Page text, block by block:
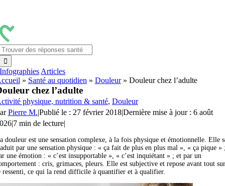
contenu
Infographies Articles
» Santé au quotidien » Douleur» Douleur chez l’adulte
chez l’adulte
physique, nutrition & santé, Douleur
Pierre M.|Publié le : 27 février 2018|Dernière mise à jour : 6 août
|7 min de lecture|
douleur est une sensation complexe, à la fois physique et émotionnelle. Elle
par une sensation physique : « ça fait de plus en plus mal », « ça pique »
une émotion : « c’est insupportable », « c’est inquiétant » ; et par un
: cris, grimaces, pleurs. Elle est subjective et repose avant tout sur
ressenti, ce qui la rend difficile à quantifier et à qualifier.